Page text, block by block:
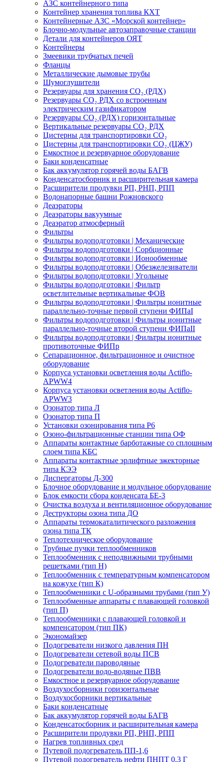
АЗС контейнерного типа
Контейнер хранения топлива КХТ
Контейнерные АЗС «Морской контейнер»
Блочно-модульные автозаправочные станции
Детали для контейнеров ОЯТ
Контейнеры
Змеевики трубчатых печей
Фланцы
Металлические дымовые трубы
Шумоглушители
Резервуары для хранения СО₂ (РДХ)
Резервуары СО₂ РДХ со встроенным
электрическим газификатором
Резервуары СО₂ (РДХ) горизонтальные
Вертикальные резервуары СО₂ РДХ
Цистерны для транспортировки СО₂
Цистерны для транспортировки СО₂ (ЦЖУ)
Емкостное и резервуарное оборудование
Баки конденсатные
Бак аккумулятор горячей воды БАГВ
Конденсатосборник и расширительная камера
Расширители продувки РП, РНП, РПП
Водонапорные башни Рожновского
Деаэраторы
Деаэраторы вакуумные
Деаэратор атмосферный
Фильтры
Фильтры водоподготовки | Механические
Фильтры водоподготовки | Сорбционные
Фильтры водоподготовки | Ионообменные
Фильтры водоподготовки | Обезжелезиватели
Фильтры водоподготовки | Угольные
Фильтры водоподготовки | Фильтр
осветлительные вертикальные ФОВ
Фильтры водоподготовки | Фильтры ионитные
параллельно-точные первой ступени ФИПаI
Фильтры водоподготовки | Фильтры ионитные
параллельно-точные второй ступени ФИПаII
Фильтры водоподготовки | Фильтры ионитные
противоточные ФИПр
Сепарационное, фильтрационное и очистное
оборудование
Корпуса установки осветления воды Actiflo-
APWW4
Корпуса установки осветления воды Actiflo-
APWW3
Озонатор типа Л
Озонатор типа П
Установки озонирования типа Р6
Озоно-фильтрационные станции типа ОФ
Аппараты контактные барботажные со сплошным
слоем типа КБС
Аппараты контактные эрлифтные эжекторные
типа КЭЭ
Диспергаторы Д-300
Блочное оборудование и модульное оборудование
Блок емкости сбора конденсата БЕ-3
Очистка воздуха и вентиляционное оборудование
Деструкторы озона типа ДО
Аппараты термокаталитического разложения
озона типа ТК
Теплотехническое оборудование
Трубные пучки теплообменников
Теплообменник с неподвижными трубными
решетками (тип Н)
Теплообменник с температурным компенсатором
на кожухе (тип К)
Теплообменники с U-образными трубами (тип У)
Теплообменные аппараты с плавающей головкой
(тип П)
Теплообменники с плавающей головкой и
компенсатором (тип ПК)
Экономайзер
Подогреватели низкого давления ПН
Подогреватели сетевой воды ПСВ
Подогреватели пароводяные
Подогреватели водо-водяные ПВВ
Емкостное и резервуарное оборудование
Воздухосборники горизонтальные
Воздухосборники вертикальные
Баки конденсатные
Бак аккумулятор горячей воды БАГВ
Конденсатосборник и расширительная камера
Расширители продувки РП, РНП, РПП
Нагрев топливных сред
Путевой подогреватель ПП-1,6
Путевой подогреватель нефти ПНПТ 0,3 Г